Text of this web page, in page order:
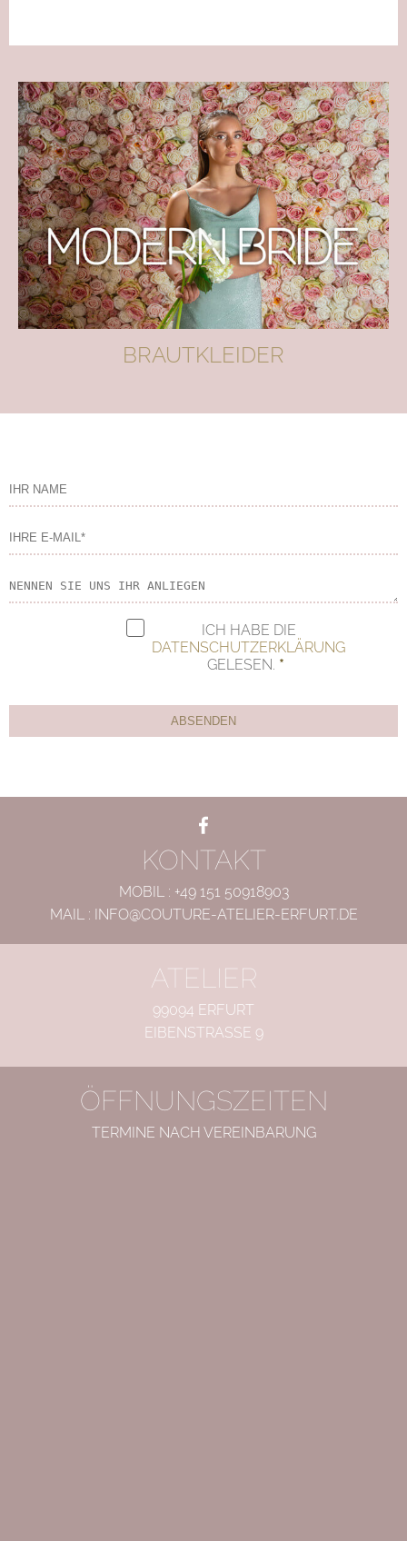
BRAUTKLEIDER
ICH HABE DIE
DATENSCHUTZERKLÄRUNG
GELESEN.
F+
Facebook
KONTAKT
MOBIL : +49 151 50918903
MAIL : INFO@COUTURE-ATELIER-ERFURT.DE
ATELIER
99094 ERFURT
EIBENSTRASSE 9
ÖFFNUNGSZEITEN
TERMINE NACH VEREINBARUNG